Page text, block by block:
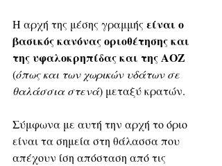
Η αρχή της μέσης γραμμής είναι ο
βασικός κανόνας οριοθέτησης και
της υφαλοκρηπίδας και της ΑΟΖ
(όπως και των χωρικών υδάτων σε
θαλάσσια στενά) μεταξύ κρατών.
Σύμφωνα με αυτή την αρχή το όριο
είναι τα σημεία στη θάλασσα που
απέχουν ίση απόσταση από τις